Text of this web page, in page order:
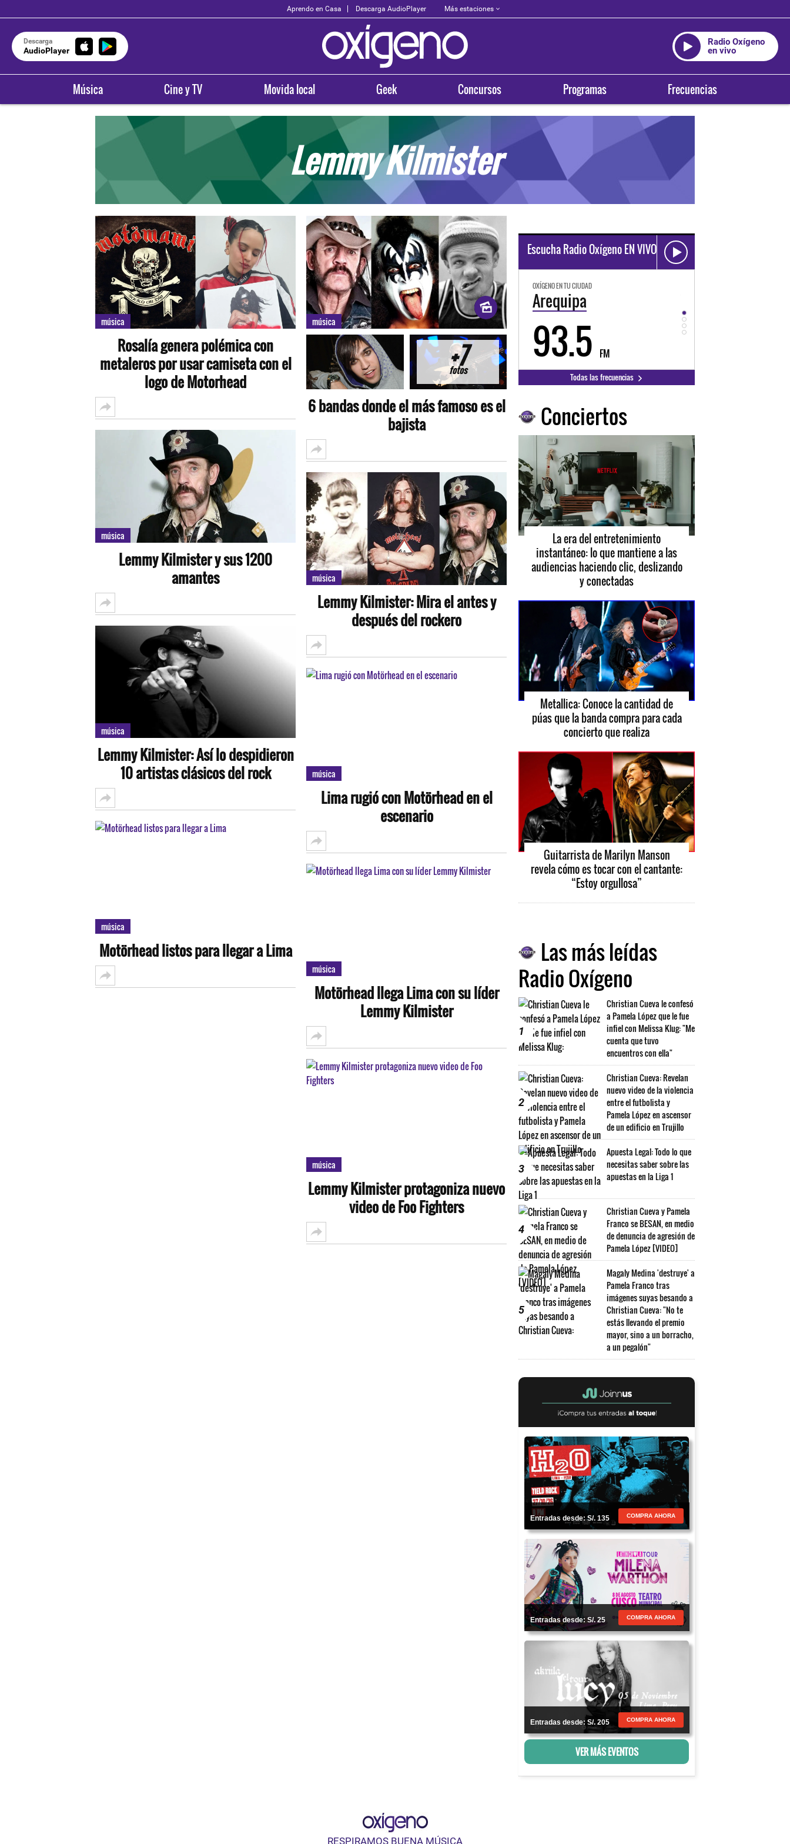
Aprendo en Casa Descarga AudioPlayer Más estaciones
Descarga
AudioPlayer
Radio Oxígeno
en vivo
Música Cine y TV Movida local Geek Concursos Programas Frecuencias
Lemmy Kilmister
música
Rosalía genera polémica con
metaleros por usar camiseta con el
logo de Motorhead
música
Lemmy Kilmister y sus 1200
amantes
música
Lemmy Kilmister: Así lo despidieron
10 artistas clásicos del rock
música
Motörhead listos para llegar a Lima
música
+7
fotos
6 bandas donde el más famoso es el
bajista
música
Lemmy Kilmister: Mira el antes y
después del rockero
música
Lima rugió con Motörhead en el
escenario
música
Motörhead llega Lima con su líder
Lemmy Kilmister
música
Lemmy Kilmister protagoniza nuevo
video de Foo Fighters
Escucha Radio Oxígeno EN VIVO
OXÍGENO EN TU CIUDAD
Arequipa
93.5 FM
OXÍGENO EN TU CIUDAD
Trujillo
98.3 FM 94.3
Todas las frecuencias
Conciertos
La era del entretenimiento
instantáneo: lo que mantiene a las
audiencias haciendo clic, deslizando
y conectadas
Metallica: Conoce la cantidad de
púas que la banda compra para cada
concierto que realiza
Guitarrista de Marilyn Manson
revela cómo es tocar con el cantante:
“Estoy orgullosa”
Las más leídas
Radio Oxígeno
1
Christian Cueva le confesó
a Pamela López que le fue
infiel con Melissa Klug: "Me
cuenta que tuvo
encuentros con ella"
2
Christian Cueva: Revelan
nuevo video de la violencia
entre el futbolista y
Pamela López en ascensor
de un edificio en Trujillo
3
Apuesta Legal: Todo lo que
necesitas saber sobre las
apuestas en la Liga 1
4
Christian Cueva y Pamela
Franco se BESAN, en medio
de denuncia de agresión de
Pamela López [VIDEO]
5
Magaly Medina 'destruye' a
Pamela Franco tras
imágenes suyas besando a
Christian Cueva: "No te
estás llevando el premio
mayor, sino a un borracho,
a un pegalón"
Entradas desde: S/. 135 COMPRA AHORA
Entradas desde: S/. 25 COMPRA AHORA
Entradas desde: S/. 205 COMPRA AHORA
VER MÁS EVENTOS
RESPIRAMOS BUENA MÚSICA